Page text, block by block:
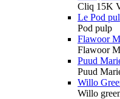
Cliq 15K
Le Pod
Pod pulp
Flawoor
Flawoor
Puud
Puud
Willo
Willo